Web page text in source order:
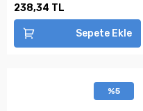
238,34 TL
Sepete Ekle
%5